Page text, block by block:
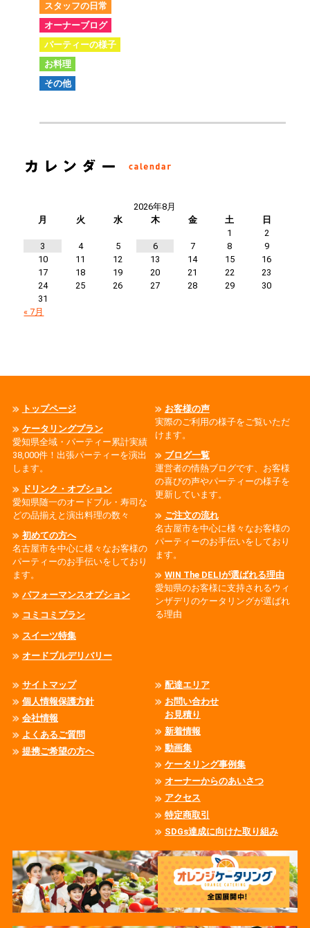
スタッフの日常
オーナーブログ
パーティーの様子
お料理
その他
2026年8月
月
火 水 木 金 土
日
1
2
3
4 5 6 7 8
9
10
11 12 13 14 15
16
17
18 19 20 21 22
23
24
25 26 27 28 29
30
31
« 7月
トップページ
ケータリングプラン
愛知県全域・パーティー累計実績
38,000件！出張パーティーを演出
します。
ドリンク・オプション
愛知県随一のオードブル・寿司な
どの品揃えと演出料理の数々
初めての方へ
名古屋市を中心に様々なお客様の
パーティーのお手伝いをしており
ます。
パフォーマンスオプション
コミコミプラン
スイーツ特集
オードブルデリバリー
お客様の声
実際のご利用の様子をご覧いただ
けます。
ブログ一覧
運営者の情熱ブログです、お客様
の喜びの声やパーティーの様子を
更新しています。
ご注文の流れ
名古屋市を中心に様々なお客様の
パーティーのお手伝いをしており
ます。
WIN The DELIが選ばれる理由
愛知県のお客様に支持されるウィ
ンザデリのケータリングが選ばれ
る理由
サイトマップ
個人情報保護方針
会社情報
よくあるご質問
提携ご希望の方へ
配達エリア
お問い合わせ
お見積り
新着情報
動画集
ケータリング事例集
オーナーからのあいさつ
アクセス
特定商取引
SDGs達成に向けた取り組み